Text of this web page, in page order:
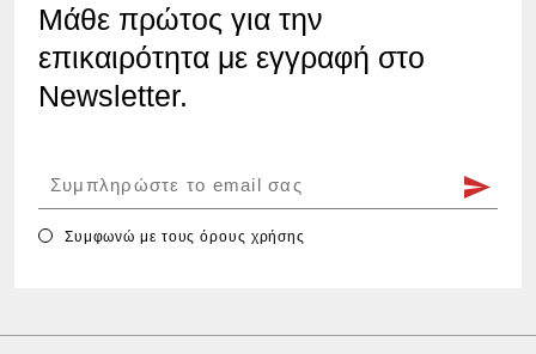
Μάθε πρώτος για την
επικαιρότητα με εγγραφή στο
Newsletter.
Συμφωνώ με τουςόρους χρήσης